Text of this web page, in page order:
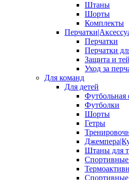
Штаны
Шорты
Комплекты
Перчатки
Перчатки
Защита и
Уход за
Для команд
Для детей
Футбольная
Футболки
Шорты
Гетры
Штаны для
Спортивные